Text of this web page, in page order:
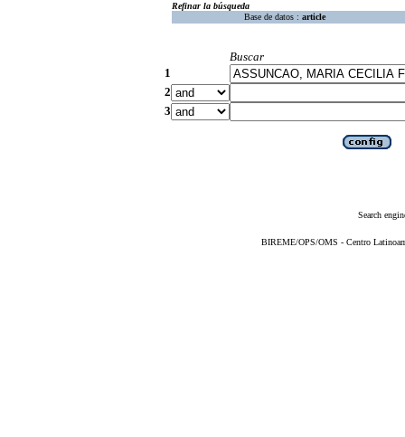
Refinar la búsqueda
Base de datos : article
Buscar
1
2
3
Search
BIREME/OPS/OMS - Centro